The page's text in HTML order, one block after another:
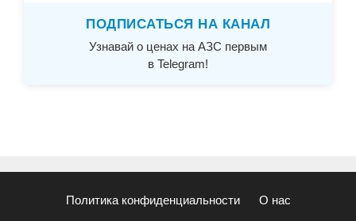
ПОДПИСАТЬСЯ НА КАНАЛ
Узнавай о ценах на АЗС первым
в Telegram!
Политика конфиденциальности О нас